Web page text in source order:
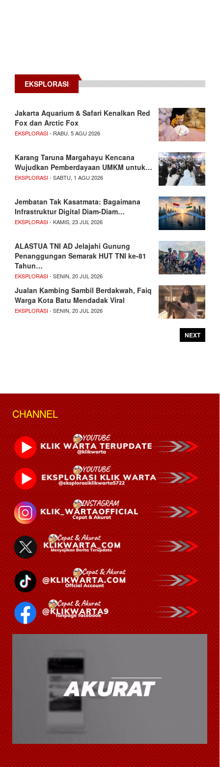
EKSPLORASI
Jakarta Aquarium & Safari Kenalkan Red
Fox dan Arctic Fox
EKSPLORASI- RABU, 5 AGU 2026
Karang Taruna Margahayu Kencana
Wujudkan Pemberdayaan UMKM untuk…
EKSPLORASI- SABTU, 1 AGU 2026
Jembatan Tak Kasatmata: Bagaimana
Infrastruktur Digital Diam-Diam…
EKSPLORASI- KAMIS, 23 JUL 2026
ALASTUA TNI AD Jelajahi Gunung
Penanggungan Semarak HUT TNI ke-81
Tahun…
EKSPLORASI- SENIN, 20 JUL 2026
Jualan Kambing Sambil Berdakwah, Faiq
Warga Kota Batu Mendadak Viral
EKSPLORASI- SENIN, 20 JUL 2026
NEXT
CHANNEL